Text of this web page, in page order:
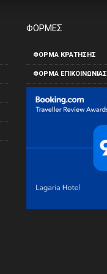
ΦΟΡΜΕΣ
ΦΟΡΜΑ ΚΡΑΤΗΣΗΣ
ΦΌΡΜΑ ΕΠΙΚΟΙΝΩΝΊΑΣ